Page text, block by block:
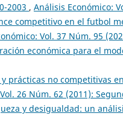
2003 , Análisis Económico:
competitivo en el futbol
Vol. 37 Núm. 95
económica para el
prácticas no competitivas
26 Núm. 62 (2011):
y desigualdad: un